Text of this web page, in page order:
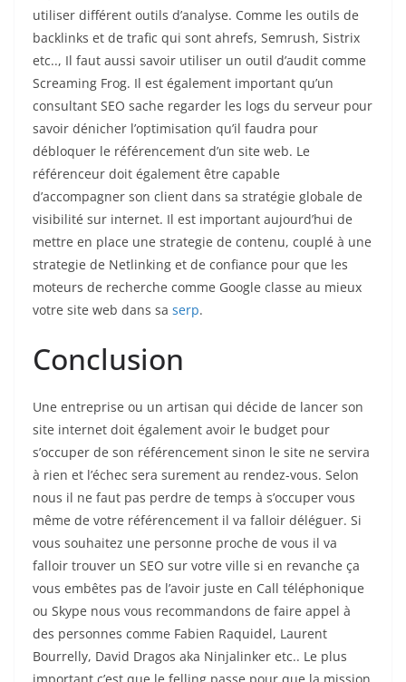
utiliser différent outils d’analyse. Comme les outils de
backlinks et de trafic qui sont ahrefs, Semrush, Sistrix
etc.., Il faut aussi savoir utiliser un outil d’audit comme
Screaming Frog. Il est également important qu’un
consultant SEO sache regarder les logs du serveur pour
savoir dénicher l’optimisation qu’il faudra pour
débloquer le référencement d’un site web. Le
référenceur doit également être capable
d’accompagner son client dans sa stratégie globale de
visibilité sur internet. Il est important aujourd’hui de
mettre en place une strategie de contenu, couplé à une
strategie de Netlinking et de confiance pour que les
moteurs de recherche comme Google classe au mieux
votre site web dans sa serp.
Conclusion
Une entreprise ou un artisan qui décide de lancer son
site internet doit également avoir le budget pour
s’occuper de son référencement sinon le site ne servira
à rien et l’échec sera surement au rendez-vous. Selon
nous il ne faut pas perdre de temps à s’occuper vous
même de votre référencement il va falloir déléguer. Si
vous souhaitez une personne proche de vous il va
falloir trouver un SEO sur votre ville si en revanche ça
vous embêtes pas de l’avoir juste en Call téléphonique
ou Skype nous vous recommandons de faire appel à
des personnes comme Fabien Raquidel, Laurent
Bourrelly, David Dragos aka Ninjalinker etc.. Le plus